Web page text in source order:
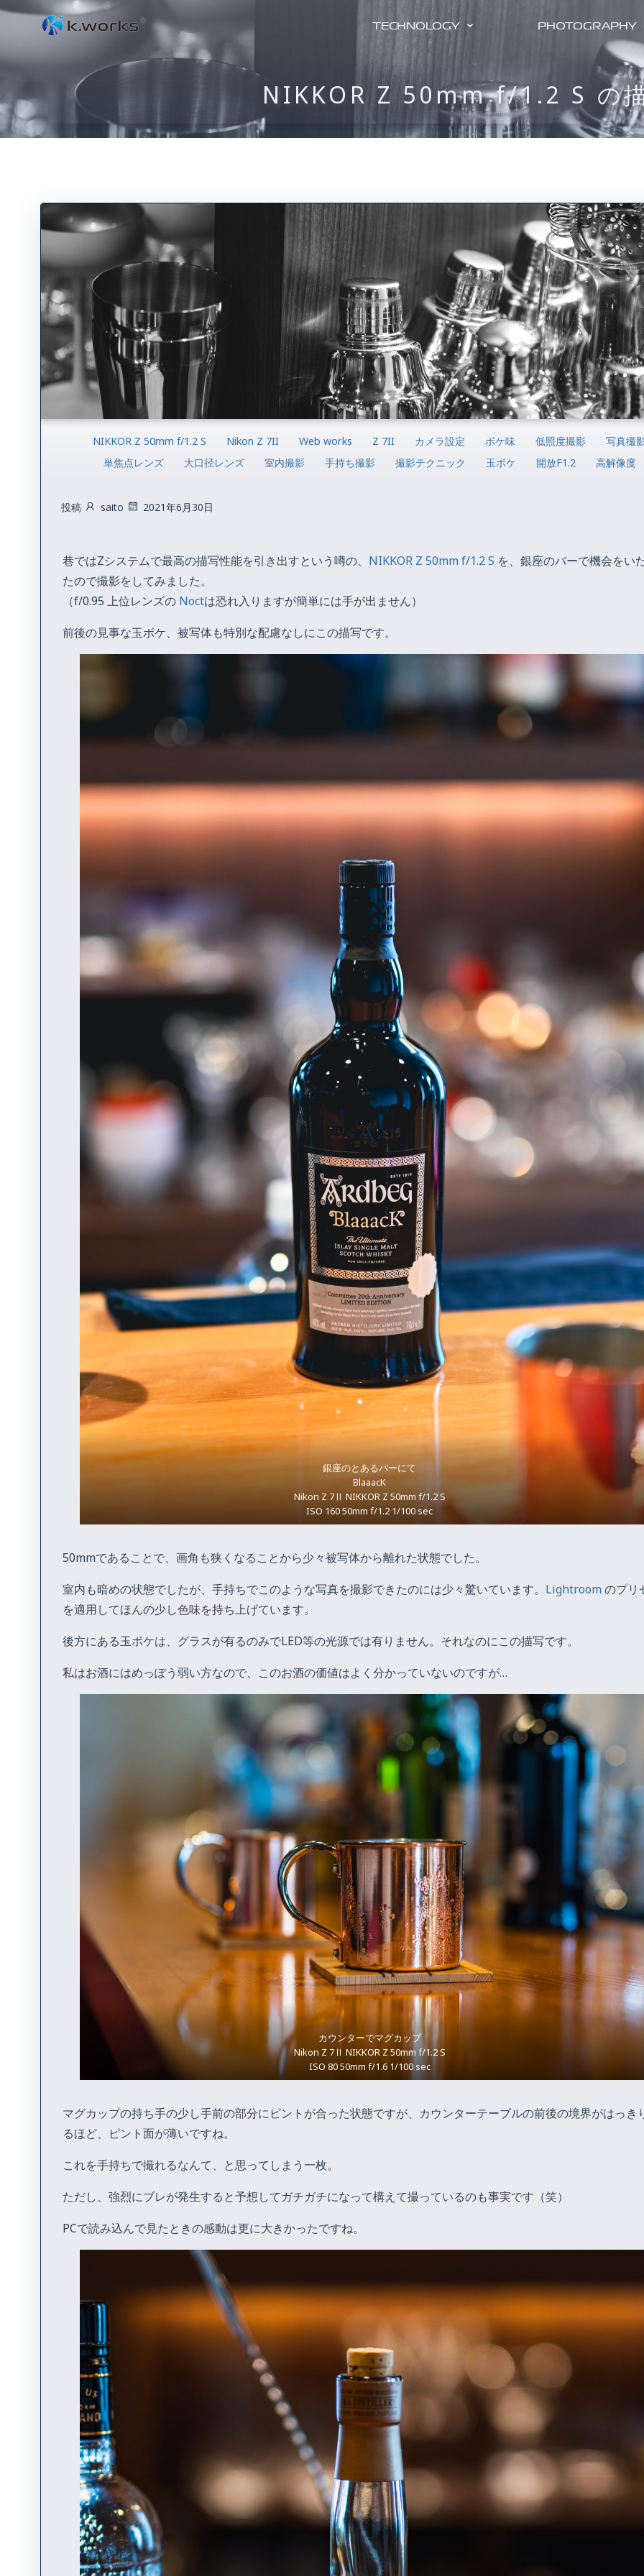
コ
へ
ス
TECHNOLOGY PHOTOGRAPHY
NIKKOR Z 50mm f/1.2 S の
NIKKOR Z 50mm f/1.2 S Nikon Z 7II Web works Z 7II カメラ設定 ボケ味 低照度撮影
写真撮
単焦点レンズ
大口径レンズ 室内撮影 手持ち撮影 撮影テクニック 玉ボケ 開放F1.2 高解像度
投稿 saito 2021年6月30日
巷ではZシステムで最高の描写性能を引き出すという噂の、 NIKKOR Z 50mm f/1.2 S を、銀座のバーで機会をい
たので撮影をしてみました。
（f/0.95 上位レンズの Noctは恐れ入りますが簡単には手が出ません）
前後の見事な玉ボケ、被写体も特別な配慮なしにこの描写です。
銀座のとあるバーにて
BlaaacK
Nikon Z 7Ⅱ NIKKOR Z 50mm f/1.2 S
ISO 160 50mm f/1.2 1/100 sec
50mmであることで、画角も狭くなることから少々被写体から離れた状態でした。
室内も暗めの状態でしたが、手持ちでこのような写真を撮影できたのには少々驚いています。 Lightroomのプリ
を適用してほんの少し色味を持ち上げています。
後方にある玉ボケは、グラスが有るのみでLED等の光源では有りません。それなのにこの描写です。
私はお酒にはめっぽう弱い方なので、このお酒の価値はよく分かっていないのですが…
カウンターでマグカップ
Nikon Z 7Ⅱ NIKKOR Z 50mm f/1.2 S
ISO 80 50mm f/1.6 1/100 sec
マグカップの持ち手の少し手前の部分にピントが合った状態ですが、カウンターテーブルの前後の境界がはっき
るほど、ピント面が薄いですね。
これを手持ちで撮れるなんて、と思ってしまう一枚。
ただし、強烈にブレが発生すると予想してガチガチになって構えて撮っているのも事実です（笑）
PCで読み込んで見たときの感動は更に大きかったですね。